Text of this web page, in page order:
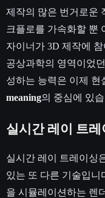
제작의 많은 번거로운
크플로를 가속화할 뿐
자이너가 3D 제작에
공상과학의 영역이었
성하는 능력은 이제 현
meaning의 중심에 있
실시간 레이 트레
실시간 레이 트레이싱
있는 또 다른 기술입니
을 시뮬레이션하는 렌